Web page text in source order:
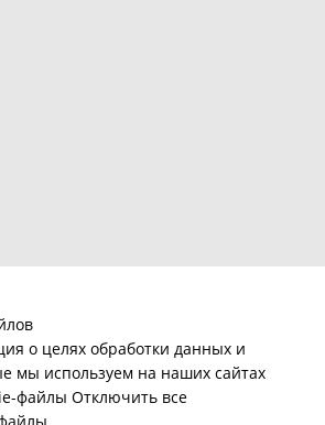
о целях обработки данных и
мы используем на наших сайтах
файлы Отключить все